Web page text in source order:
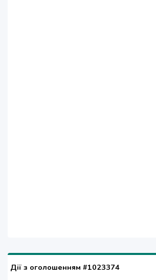
Дії з оголошенням #1023374